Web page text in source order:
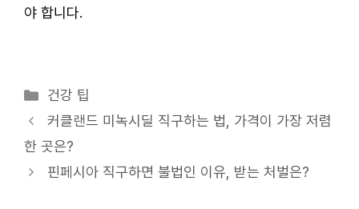
야 합니다.
카
테
고
리
건강 팁
커클랜드 미녹시딜 직구하는 법, 가격이 가장 저렴
한 곳은?
핀페시아 직구하면 불법인 이유, 받는 처벌은?